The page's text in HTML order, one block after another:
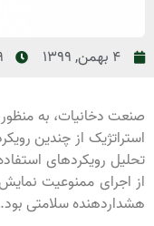
4 بهمن, 1399
صنعت دخانیات، به منظور
استراتژیک از چندین
تحلیل رویکردهای
از اجرای ممنوعیت
هشدار‌دهنده سلامتی بود.